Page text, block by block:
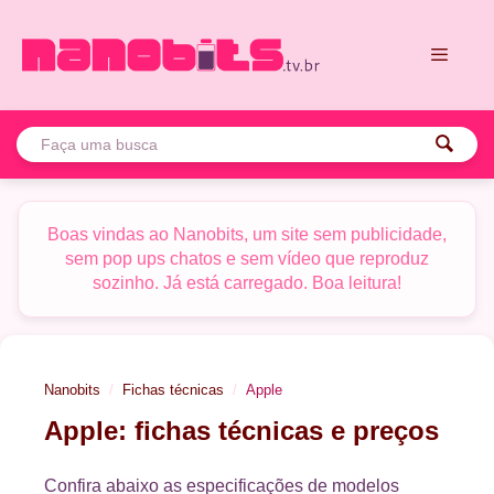
para
Boas vindas ao Nanobits, um site sem publicidade,
sem pop ups chatos e sem vídeo que reproduz
sozinho. Já está carregado. Boa leitura!
Nanobits Fichas técnicas Apple
Apple: fichas técnicas e preços
Confira abaixo as especificações de modelos
Tela:Super Retina XDR OLED 6,1" FHD+
Tela:OLED 11" 120Hz